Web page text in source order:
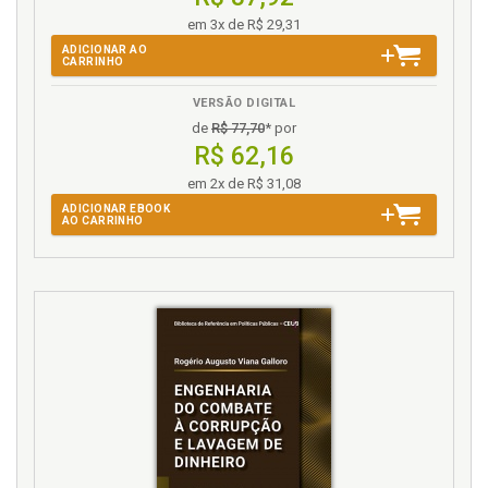
Querido leitor, p. 91
Riscos. Protegendo seu patrimônio e riscos, p. 71
Situação financeira atual. Avaliação, p. 27
em 3x de R$ 29,31
ADICIONAR AO
CARRINHO
VERSÃO DIGITAL
de R$ 77,70* por
R$ 62,16
em 2x de R$ 31,08
ADICIONAR EBOOK
AO CARRINHO